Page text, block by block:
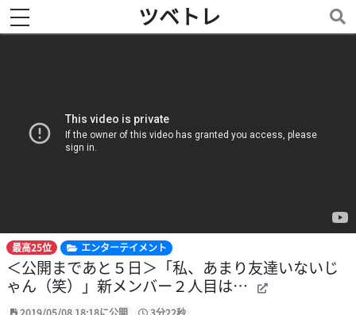
toggle navigation ツベトレ
最高25位 エンターテイメント
＜公開まであと５日＞「私、あまり友達いないじ
ゃん（笑）」新メンバー２人目は…